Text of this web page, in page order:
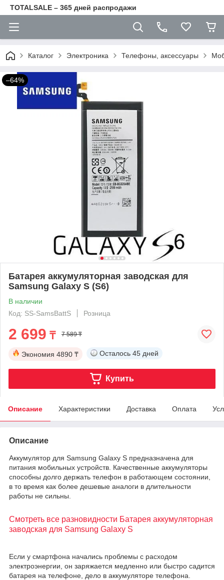
TOTALSALE – 365 дней распродажи
Каталог Электроника Телефоны, аксессуары
–64%
Батарея аккумуляторная заводская для
Samsung Galaxy S (S6)
В наличии
Код: SS-SamsBattS
Розница
2 699 ₸ 7 589 ₸
Экономия 4890 ₸ Осталось 45 дней
Купить
Описание Характеристики Доставка Оплата
Описание
Аккyмyлятop для Samsung Galaxy S предназначена для
питания мобильных устройств. Качественные аккумуляторы
способны долго держать телефон в работающем состоянии,
в то время как более дешевые аналоги в длительности
работы не сильны.
Смотреть все разновидности Батарея аккумуляторная
заводская для Samsung Galaxy S
Если у смартфона начались проблемы с расходом
электроэнергии, он заряжается медленно или быстро садится
батарея на телефоне, дело в аккумуляторе телефона.